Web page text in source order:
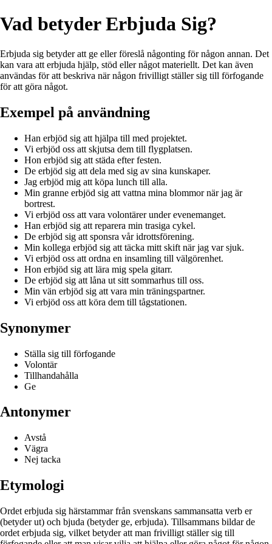
Vad betyder Erbjuda Sig?
Erbjuda sig betyder att ge eller föreslå någonting för någon annan. Det
kan vara att erbjuda hjälp, stöd eller något materiellt. Det kan även
användas för att beskriva när någon frivilligt ställer sig till förfogande
för att göra något.
Exempel på användning
Han erbjöd sig att hjälpa till med projektet.
Vi erbjöd oss att skjutsa dem till flygplatsen.
Hon erbjöd sig att städa efter festen.
De erbjöd sig att dela med sig av sina kunskaper.
Jag erbjöd mig att köpa lunch till alla.
Min granne erbjöd sig att vattna mina blommor när jag är
bortrest.
Vi erbjöd oss att vara volontärer under evenemanget.
Han erbjöd sig att reparera min trasiga cykel.
De erbjöd sig att sponsra vår idrottsförening.
Min kollega erbjöd sig att täcka mitt skift när jag var sjuk.
Vi erbjöd oss att ordna en insamling till välgörenhet.
Hon erbjöd sig att lära mig spela gitarr.
De erbjöd sig att låna ut sitt sommarhus till oss.
Min vän erbjöd sig att vara min träningspartner.
Vi erbjöd oss att köra dem till tågstationen.
Synonymer
Ställa sig till förfogande
Volontär
Tillhandahålla
Ge
Antonymer
Avstå
Vägra
Nej tacka
Etymologi
Ordet erbjuda sig härstammar från svenskans sammansatta verb er
(betyder ut) och bjuda (betyder ge, erbjuda). Tillsammans bildar de
ordet erbjuda sig, vilket betyder att man frivilligt ställer sig till